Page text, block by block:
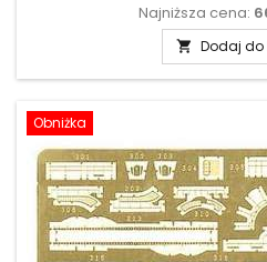
Najniższa cena:
 Dodaj do
Obniżka